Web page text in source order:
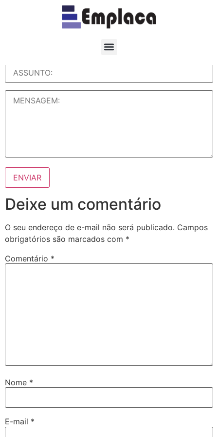
FALE CONOSCO
Deixe um comentário
O seu endereço de e-mail não será publicado. Campos
obrigatórios são marcados com *
Comentário *
Nome *
E-mail *